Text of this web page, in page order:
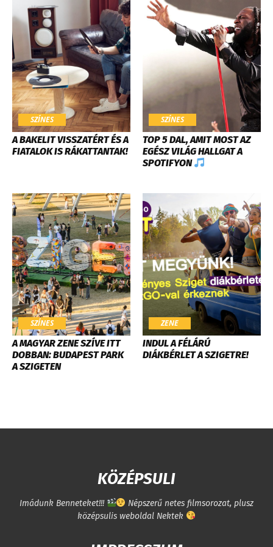
SZÍNES
A BAKELIT VISSZATÉRT ÉS A
FIATALOK IS RÁKATTANTAK!
SZÍNES
TOP 5 DAL, AMIT MOST AZ
EGÉSZ VILÁG HALLGAT A
SPOTIFYON
SZÍNES
A MAGYAR ZENE SZÍVE ITT
DOBBAN: BUDAPEST PARK
A SZIGETEN
ZENE
INDUL A FÉLÁRÚ
DIÁKBÉRLET A SZIGETRE!
KÖZÉPSULI
Imádunk Benneteket!!!
Népszerű netes filmsorozat, plusz
középsulis weboldal Nektek